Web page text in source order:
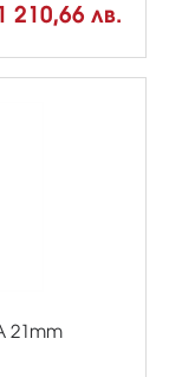
210,66 лв.
21mm